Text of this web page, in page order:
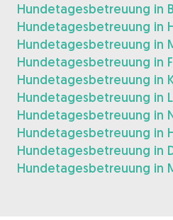
Hundetagesbetreuung in
Hundetagesbetreuung in
Hundetagesbetreuung in
Hundetagesbetreuung in
Hundetagesbetreuung in
Hundetagesbetreuung in
Hundetagesbetreuung in
Hundetagesbetreuung in
Hundetagesbetreuung in
Hundetagesbetreuung in